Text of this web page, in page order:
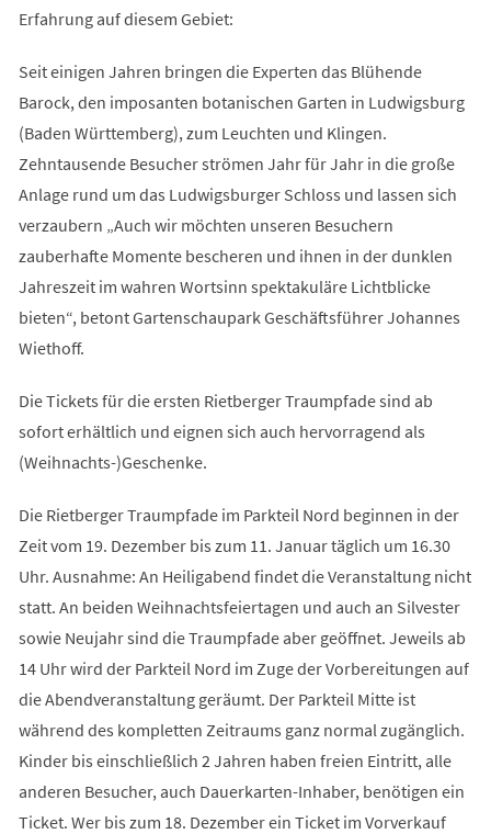
Erfahrung auf diesem Gebiet:
Seit einigen Jahren bringen die Experten das Blühende
Barock, den imposanten botanischen Garten in Ludwigsburg
(Baden Württemberg), zum Leuchten und Klingen.
Zehntausende Besucher strömen Jahr für Jahr in die große
Anlage rund um das Ludwigsburger Schloss und lassen sich
verzaubern „Auch wir möchten unseren Besuchern
zauberhafte Momente bescheren und ihnen in der dunklen
Jahreszeit im wahren Wortsinn spektakuläre Lichtblicke
bieten“, betont Gartenschaupark Geschäftsführer Johannes
Wiethoff.
Die Tickets für die ersten Rietberger Traumpfade sind ab
sofort erhältlich und eignen sich auch hervorragend als
(Weihnachts-)Geschenke.
Die Rietberger Traumpfade im Parkteil Nord beginnen in der
Zeit vom 19. Dezember bis zum 11. Januar täglich um 16.30
Uhr. Ausnahme: An Heiligabend findet die Veranstaltung nicht
statt. An beiden Weihnachtsfeiertagen und auch an Silvester
sowie Neujahr sind die Traumpfade aber geöffnet. Jeweils ab
14 Uhr wird der Parkteil Nord im Zuge der Vorbereitungen auf
die Abendveranstaltung geräumt. Der Parkteil Mitte ist
während des kompletten Zeitraums ganz normal zugänglich.
Kinder bis einschließlich 2 Jahren haben freien Eintritt, alle
anderen Besucher, auch Dauerkarten-Inhaber, benötigen ein
Ticket. Wer bis zum 18. Dezember ein Ticket im Vorverkauf